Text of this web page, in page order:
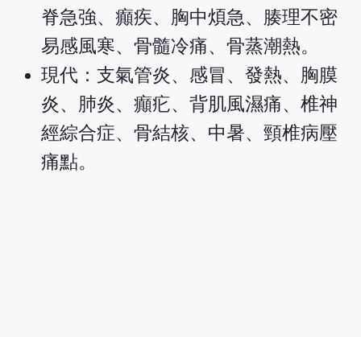
脊急強、癲疾、胸中煩急、腠理不密
易感風寒、骨髓冷痛、骨蒸潮熱。
現代：支氣管炎、感冒、發熱、胸膜
炎、肺炎、癲疕、背肌風濕痛、椎神
經綜合症、骨結核、中暑、頸椎病壓
痛點。